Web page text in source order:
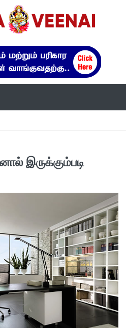
இருக்கும்படி